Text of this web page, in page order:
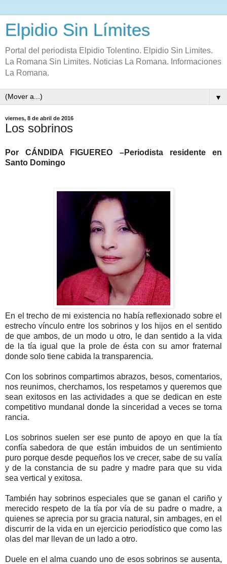
Elpidio Sin Límites
Portal del periodista Elpidio Tolentino. Elpidio Sin Limites.
La Romana Sin Limites. Noticias La Romana. Informaciones
La Romana.
▼
viernes, 8 de abril de 2016
Los sobrinos
Por CÁNDIDA FIGUEREO –Periodista residente en
Santo Domingo
En el trecho de mi existencia no había reflexionado sobre el
estrecho vínculo entre los sobrinos y los hijos en el sentido
de que ambos, de un modo u otro, le dan sentido a la vida
de la tía igual que la prole de ésta con su amor fraternal
donde solo tiene cabida la transparencia.
Con los sobrinos compartimos abrazos, besos, comentarios,
nos reunimos, cherchamos, los respetamos y queremos que
sean exitosos en las actividades a que se dedican en este
competitivo mundanal donde la sinceridad a veces se torna
rancia.
Los sobrinos suelen ser ese punto de apoyo en que la tía
confía sabedora de que están imbuidos de un sentimiento
puro porque desde pequeños los ve crecer, sabe de su valía
y de la constancia de su padre y madre para que su vida
sea vertical y exitosa.
También hay sobrinos especiales que se ganan el cariño y
merecido respeto de la tía por vía de su padre o madre, a
quienes se aprecia por su gracia natural, sin ambages, en el
discurrir de la vida en un ejercicio periodístico que como las
olas del mar llevan de un lado a otro.
Duele en el alma cuando uno de esos sobrinos se ausenta,